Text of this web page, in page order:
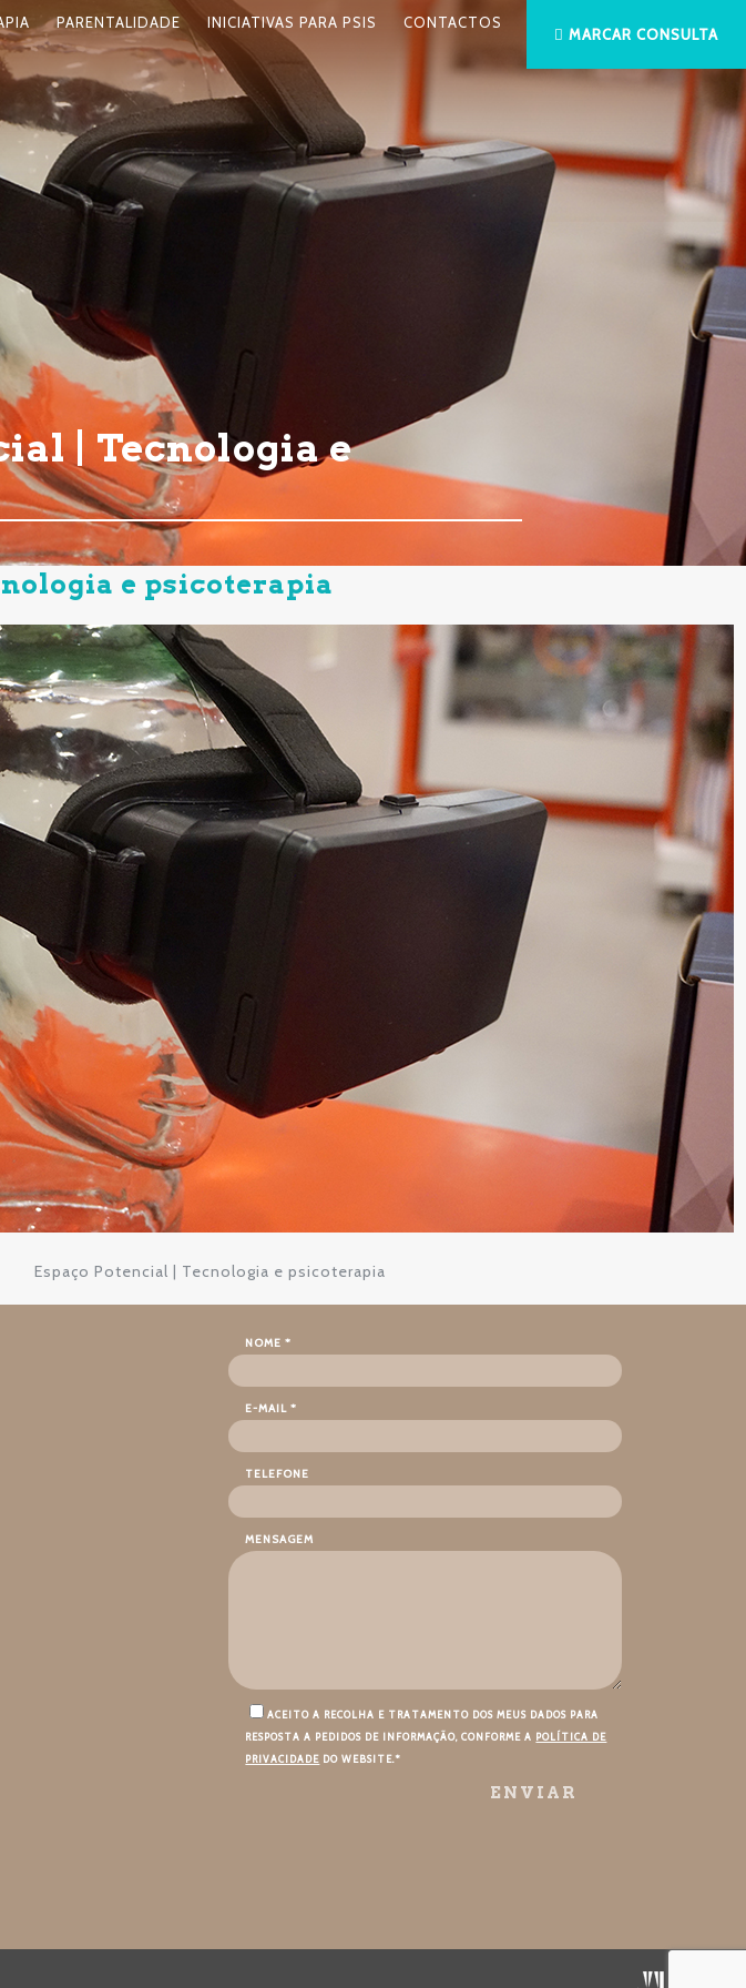
PARENTALIDADE INICIATIVAS PARA PSIS CONTACTOS
MARCAR CONSULTA
| Tecnologia e
e psicoterapia
Espaço Potencial | Tecnologia e psicoterapia
NOME *
E-MAIL *
TELEFONE
MENSAGEM
ACEITO A RECOLHA E TRATAMENTO DOS MEUS DADOS PARA
RESPOSTA A PEDIDOS DE INFORMAÇÃO, CONFORME A POLÍTICA DE
PRIVACIDADE DO WEBSITE.*